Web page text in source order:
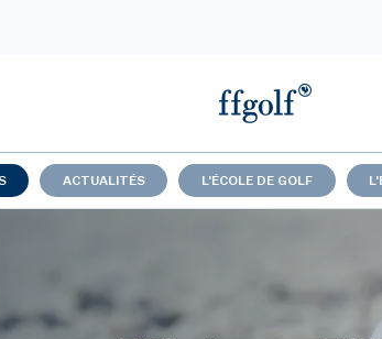
ACTUALITÉS L'ÉCOLE DE GOLF